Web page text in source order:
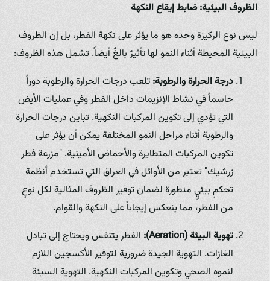
الظروف البيئية: ضابط إيقاع النكهة
ليس نوع الركيزة وحده هو ما يؤثر على نكهة الفطر، بل إن الظروف
البيئية المحيطة أثناء النمو لها تأثيرٌ بالغٌ أيضاً. تشمل هذه الظروف:
درجة الحرارة والرطوبة:تلعب درجات الحرارة والرطوبة دوراً
حاسماً في نشاط الإنزيمات داخل الفطر وفي عمليات الأيض
التي تؤدي إلى تكوين المركبات النكهية. تباين درجات الحرارة
والرطوبة أثناء مراحل النمو المختلفة يمكن أن يؤثر على
تكوين المركبات المتطايرة والأحماض الأمينية. "مزرعة فطر
زرشيك" تعتبر من الأوائل في العراق التي تستخدم أنظمة
تحكمٍ بيئيٍ متطورة لضمان توفير الظروف المثالية لكل نوعٍ
من الفطر، مما ينعكس إيجاباً على النكهة والقوام.
تهوية البيئة (Aeration):
الفطر يتنفس ويحتاج إلى تبادل
الغازات. التهوية الجيدة ضرورية لتوفير الأكسجين اللازم
لنموه الصحي وتكوين المركبات النكهية. التهوية السيئة